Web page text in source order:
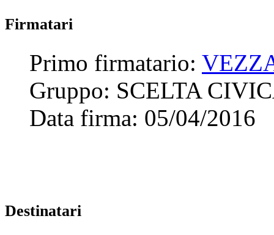
Firmatari
Primo firmatario:
Gruppo: SCELTA
Data firma: 05/04/2016
Destinatari